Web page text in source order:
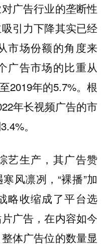
广告行业的垄断性
引力下降其实已经
市场份额的角度来
广告市场的比重从
2019年的5.7%。根
年长视频广告的市
。
艺生产，其广告赞
风凛冽，“裸播”加
略收缩成了平台选
广告，在内容如今
体广告位的数量显